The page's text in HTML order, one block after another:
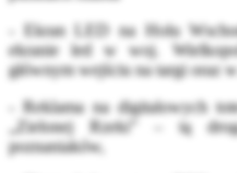
- Ekran LED na Holu
ekranie led w woj.
głównym wejściu na targi oraz
- Reklama na digitalowych
„Zielonej Rzeki” – tą
poznaniaków,